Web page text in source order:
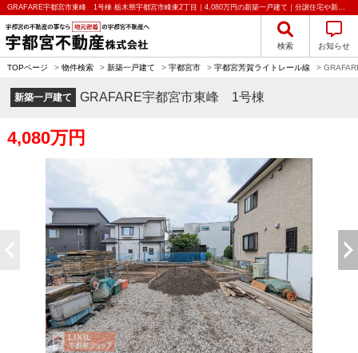
GRAFARE宇都宮市東峰 1号棟 栃木県宇都宮市峰東2丁目｜4,080万円の新築一戸建て｜分譲住宅や新築物件｜宇都宮不動産株式会社
検索 お知らせ
TOPページ > 物件検索 > 新築一戸建て > 宇都宮市 > 宇都宮芳賀ライトレール線 >
新築一戸建て GRAFARE宇都宮市東峰 1号棟
4,080万円